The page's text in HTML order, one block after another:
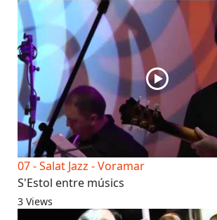
07 - Salat Jazz - Voramar
S'Estol entre músics
3 Views